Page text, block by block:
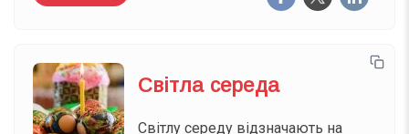
Світла середа
Світлу середу відзначають на